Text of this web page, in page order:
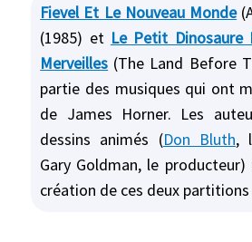
Fievel Et Le Nouveau Monde
(1985) et Le Petit Dinosaure
Merveilles (The Land Before
partie des musiques qui ont
de James Horner. Les
dessins animés (Don Bluth,
Gary Goldman, le
création de ces deux partitions